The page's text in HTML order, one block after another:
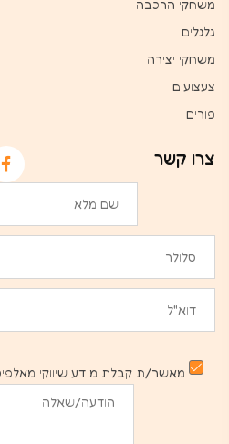
משחקי הרכבה
גלגלים
משחקי יצירה
צעצועים
פורים
צרו קשר
מאשר/ת קבלת מידע שיווקי